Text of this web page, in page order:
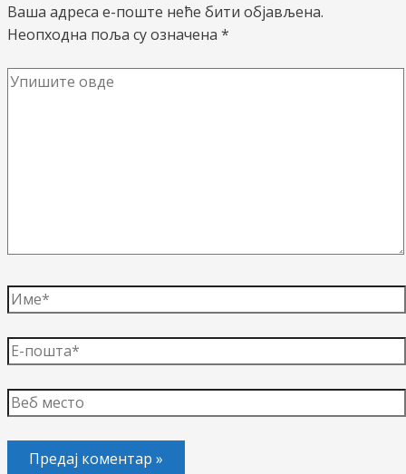
Ваша адреса е-поште неће бити објављена.
Неопходна поља су означена *
Упишите
Име*
Е-
пошта*
Веб
место